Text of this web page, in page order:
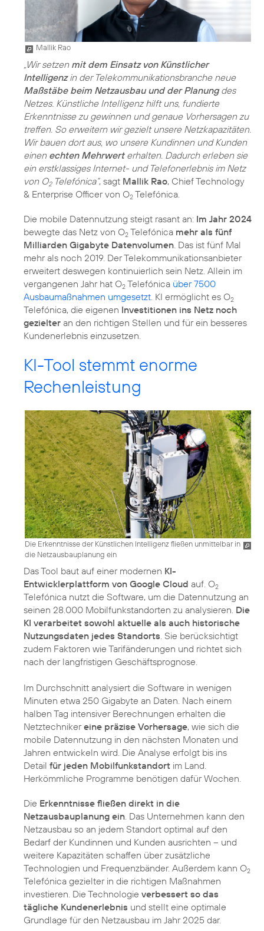
Mallik Rao
„Wir setzen mit dem Einsatz von Künstlicher
Intelligenzin der Telekommunikationsbranche neue
Maßstäbe beim Netzausbau und der Planungdes
Netzes. Künstliche Intelligenz hilft uns, fundierte
Erkenntnisse zu gewinnen und genaue Vorhersagen zu
treffen. So erweitern wir gezielt unsere Netzkapazitäten.
Wir bauen dort aus, wo unsere Kundinnen und Kunden
einen echten Mehrwerterhalten. Dadurch erleben sie
ein erstklassiges Internet- und Telefonerlebnis im Netz
von O2Telefónica“, sagt Mallik Rao, Chief Technology
& Enterprise Officer von O2 Telefónica.
Die mobile Datennutzung steigt rasant an: Im Jahr 2024
bewegte das Netz von O2 Telefónica mehr als fünf
Milliarden Gigabyte Datenvolumen. Das ist fünf Mal
mehr als noch 2019. Der Telekommunikationsanbieter
erweitert deswegen kontinuierlich sein Netz. Allein im
vergangenen Jahr hat O2 Telefónica über 7500
Ausbaumaßnahmen umgesetzt. KI ermöglicht es O2
Telefónica, die eigenen Investitionen ins Netz noch
gezielter an den richtigen Stellen und für ein besseres
Kundenerlebnis einzusetzen.
KI-Tool stemmt enorme
Rechenleistung
Die Erkenntnisse der Künstlichen Intelligenz fließen unmittelbar in
die Netzausbauplanung ein
Das Tool baut auf einer modernen KI-
Entwicklerplattform von Google Cloud auf. O2
Telefónica nutzt die Software, um die Datennutzung an
seinen 28.000 Mobilfunkstandorten zu analysieren. Die
KI verarbeitet sowohl aktuelle als auch historische
Nutzungsdaten jedes Standorts . Sie berücksichtigt
zudem Faktoren wie Tarifänderungen und richtet sich
nach der langfristigen Geschäftsprognose.
Im Durchschnitt analysiert die Software in wenigen
Minuten etwa 250 Gigabyte an Daten. Nach einem
halben Tag intensiver Berechnungen erhalten die
Netztechnikereine präzise Vorhersage, wie sich die
mobile Datennutzung in den nächsten Monaten und
Jahren entwickeln wird. Die Analyse erfolgt bis ins
Detail für jeden Mobilfunkstandort im Land.
Herkömmliche Programme benötigen dafür Wochen.
Die Erkenntnisse fließen direkt in die
Netzausbauplanung ein . Das Unternehmen kann den
Netzausbau so an jedem Standort optimal auf den
Bedarf der Kundinnen und Kunden ausrichten – und
weitere Kapazitäten schaffen über zusätzliche
Technologien und Frequenzbänder. Außerdem kann O2
Telefónica gezielter in die richtigen Maßnahmen
investieren. Die Technologie verbessert so das
tägliche Kundenerlebnis und stellt eine optimale
Grundlage für den Netzausbau im Jahr 2025 dar.